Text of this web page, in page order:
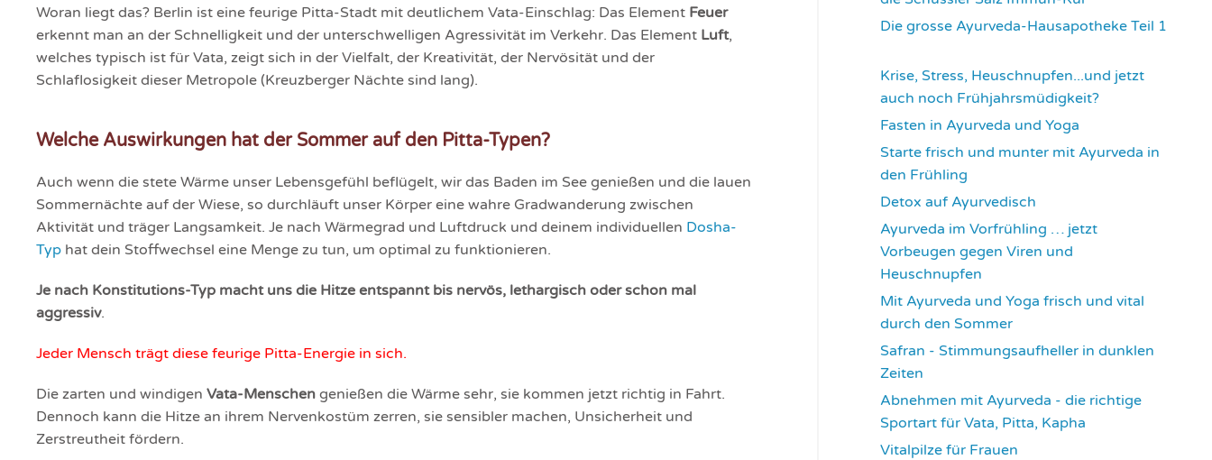
Woran liegt das? Berlin ist eine feurige Pitta-Stadt mit deutlichem Vata-Einschlag: Das Element Feuer
erkennt man an der Schnelligkeit und der unterschwelligen Agressivität im Verkehr. Das Element Luft,
welches typisch ist für Vata, zeigt sich in der Vielfalt, der Kreativität, der Nervösität und der
Schlaflosigkeit dieser Metropole (Kreuzberger Nächte sind lang).
Welche Auswirkungen hat der Sommer auf den Pitta-Typen?
Auch wenn die stete Wärme unser Lebensgefühl beflügelt, wir das Baden im See genießen und die lauen
Sommernächte auf der Wiese, so durchläuft unser Körper eine wahre Gradwanderung zwischen
Aktivität und träger Langsamkeit. Je nach Wärmegrad und Luftdruck und deinem individuellen Dosha-
Typ hat dein Stoffwechsel eine Menge zu tun, um optimal zu funktionieren.
Je nach Konstitutions-Typ macht uns die Hitze entspannt bis nervös, lethargisch oder schon mal
aggressiv.
Jeder Mensch trägt diese feurige Pitta-Energie in sich.
Die zarten und windigen Vata-Menschen genießen die Wärme sehr, sie kommen jetzt richtig in Fahrt.
Dennoch kann die Hitze an ihrem Nervenkostüm zerren, sie sensibler machen, Unsicherheit und
Zerstreutheit fördern.
Die grosse Ayurveda-Hausapotheke Teil 1
Krise, Stress, Heuschnupfen...und jetzt
auch noch Frühjahrsmüdigkeit?
Fasten in Ayurveda und Yoga
Starte frisch und munter mit Ayurveda in
den Frühling
Detox auf Ayurvedisch
Ayurveda im Vorfrühling … jetzt
Vorbeugen gegen Viren und
Heuschnupfen
Mit Ayurveda und Yoga frisch und vital
durch den Sommer
Safran - Stimmungsaufheller in dunklen
Zeiten
Abnehmen mit Ayurveda - die richtige
Sportart für Vata, Pitta, Kapha
Vitalpilze für Frauen